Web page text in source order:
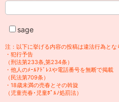
sage
注：以下に挙げる内容の投稿は違法行為とな
・犯行予告
（刑法第233条,第234条）
・他人のﾒｰﾙｱﾄﾞﾚｽや電話番号を無断で掲載
（民法第709条）
・18歳未満の売春とその斡旋
（児童売春･児童ﾎﾟﾙﾉ処罰法）